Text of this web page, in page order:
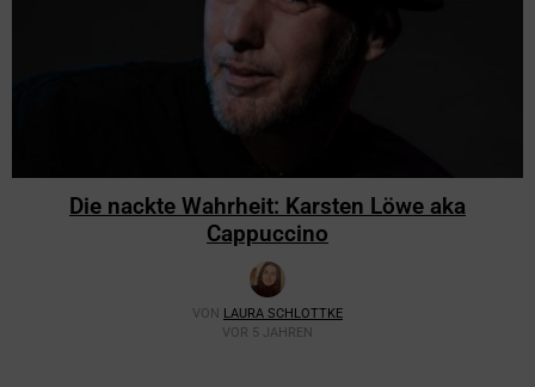
Die nackte Wahrheit: Karsten Löwe aka
Cappuccino
VON LAURA SCHLOTTKE
VOR 5 JAHREN